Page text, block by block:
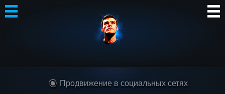
Блог
Продвижение в социальных сетях